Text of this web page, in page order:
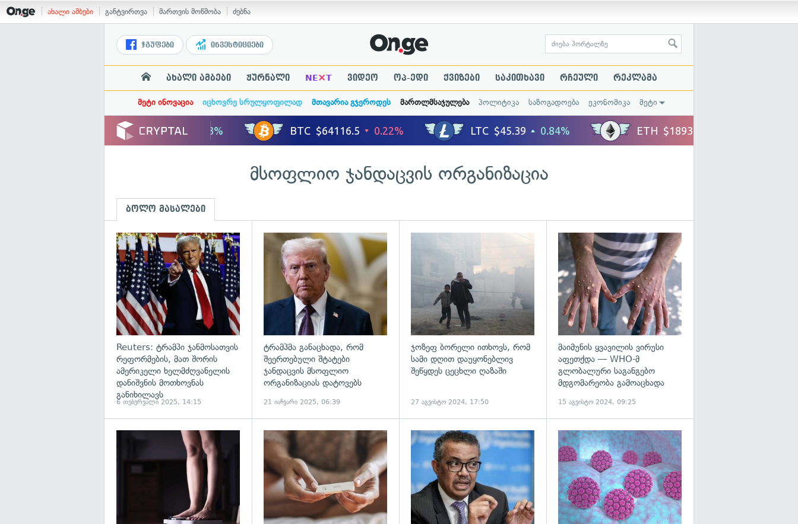
ახალი ამბები განტვირთვა მართვის მოწმობა ძებნა
ჯგუფები ინვესტიციები
ახალი ამბები ჟურნალი NE×T ვიდეო ოპ-ედი ქვიზები საკითხავი რჩეული რეკლამა
მეტი ინოვაცია იცხოვრე სრულყოფილად მთავარია გჯეროდეს მართლმსაჯულება პოლიტიკა საზოგადოება ეკონომიკა მეტი
მსოფლიო ჯანდაცვის ორგანიზაცია
ბოლო მასალები
გადახედვა
Reuters: ტრამპი ჯანმოსათვის
რეფორმების, მათ შორის
ამერიკელი ხელმძღვანელის
დანიშვნის მოთხოვნას
განიხილავს
6 თებერვალი 2025, 14:15
ტრამპმა განაცხადა, რომ
შეერთებული შტატები
ჯანდაცვის მსოფლიო
ორგანიზაციას დატოვებს
21 იანვარი 2025, 06:39
გადახედვა
ჯოზეფ ბორელი ითხოვს, რომ
სამი დღით დაუყონებლივ
შეწყდეს ცეცხლი ღაზაში
27 აგვისტო 2024, 17:50
მაიმუნის ყვავილის ვირუსი
აფეთქდა — WHO-მ
გლობალური საგანგებო
მდგომარეობა გამოაცხადა
15 აგვისტო 2024, 09:25
გადახედვა გადახედვა გადახედვა